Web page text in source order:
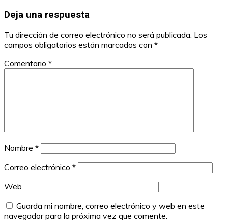
Deja una respuesta
Tu dirección de correo electrónico no será publicada. Los
campos obligatorios están marcados con *
Comentario *
Nombre *
Correo electrónico *
Web
Guarda mi nombre, correo electrónico y web en este
navegador para la próxima vez que comente.